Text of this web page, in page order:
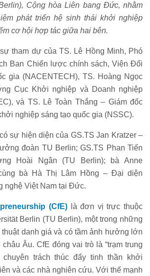
Cộng hòa Liên bang Đức, nhằm
phát triển hệ sinh thái khởi nghiệp
cơ hội hợp tác giữa hai bên.
tham dự của TS. Lê Hồng Minh, Phó
Ban Chiến lược chính sách, Viện Đổi
gia (NACENTECH), TS. Hoàng Ngọc
Cục Khởi nghiệp và Doanh nghiệp
và TS. Lê Toàn Thắng – Giám đốc
nghiệp sáng tạo quốc gia (NSSC).
sự hiện diện của GS.TS Jan Kratzer –
đoàn TU Berlin; GS.TS Phan Tiến
Hoài Ngân (TU Berlin); bà Anne
bà Hà Thị Lâm Hồng – Đại diện
nghệ Việt Nam tại Đức.
(CfE)là đơn vị trực thuộc
Berlin (TU Berlin), một trong những
danh giá và có tầm ảnh hưởng lớn
Âu. CfE đóng vai trò là “trạm trung
chuyên trách thúc đẩy tinh thần khởi
và các nhà nghiên cứu. Với thế mạnh